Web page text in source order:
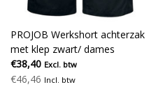
PROJOB Werkshort achterzak
met klep zwart/ dames
€38,40 Excl. btw
€46,46 Incl. btw